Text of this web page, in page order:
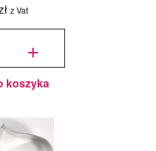
z Vat
+
koszyka